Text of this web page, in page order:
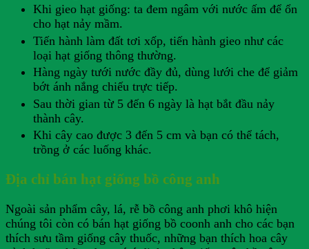
Khi gieo hạt giống: ta đem ngâm với nước ấm để ổn
cho hạt nảy mầm.
Tiến hành làm đất tơi xốp, tiến hành gieo như các
loại hạt giống thông thường.
Hàng ngày tưới nước đầy đủ, dùng lưới che để giảm
bớt ánh nắng chiếu trực tiếp.
Sau thời gian từ 5 đến 6 ngày là hạt bắt đầu nảy
thành cây.
Khi cây cao được 3 đến 5 cm và bạn có thể tách,
trồng ở các luống khác.
Địa chỉ bán hạt giống bồ công anh
Ngoài sản phẩm cây, lá, rễ bồ công anh phơi khô hiện
chúng tôi còn có bán hạt giống bồ coonh anh cho các bạn
thích sưu tầm giống cây thuốc, những bạn thích hoa cây